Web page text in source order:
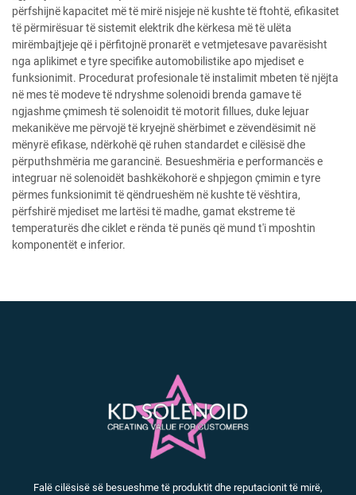
përfshijnë kapacitet më të mirë nisjeje në kushte të ftohtë, efikasitet
të përmirësuar të sistemit elektrik dhe kërkesa më të ulëta
mirëmbajtjeje që i përfitojnë pronarët e vetmjetesave pavarësisht
nga aplikimet e tyre specifike automobilistike apo mjediset e
funksionimit. Procedurat profesionale të instalimit mbeten të njëjta
në mes të modeve të ndryshme solenoidi brenda gamave të
ngjashme çmimesh të solenoidit të motorit fillues, duke lejuar
mekanikëve me përvojë të kryejnë shërbimet e zëvendësimit në
mënyrë efikase, ndërkohë që ruhen standardet e cilësisë dhe
përputhshmëria me garancinë. Besueshmëria e performancës e
integruar në solenoidët bashkëkohorë e shpjegon çmimin e tyre
përmes funksionimit të qëndrueshëm në kushte të vështira,
përfshirë mjediset me lartësi të madhe, gamat ekstreme të
temperaturës dhe ciklet e rënda të punës që mund t'i mposhtin
komponentët e inferior.
Falë cilësisë së besueshme të produktit dhe reputacionit të mirë,